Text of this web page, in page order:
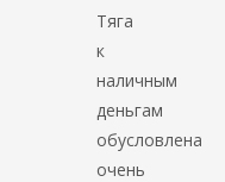
Тяга
к
наличным
деньгам
обусловлена
очень